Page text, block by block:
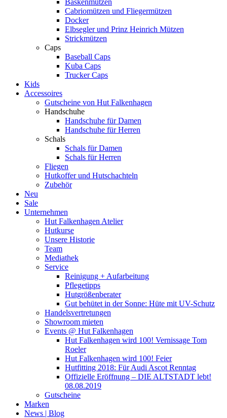
Baskenmützen
Cabriomützen und Fliegermützen
Docker
Elbsegler und Prinz Heinrich Mützen
Strickmützen
Caps
Baseball Caps
Kuba Caps
Trucker Caps
Kids
Accessoires
Gutscheine von Hut Falkenhagen
Handschuhe
Handschuhe für Damen
Handschuhe für Herren
Schals
Schals für Damen
Schals für Herren
Fliegen
Hutkoffer und Hutschachteln
Zubehör
Neu
Sale
Unternehmen
Hut Falkenhagen Atelier
Hutkurse
Unsere Historie
Team
Mediathek
Service
Reinigung + Aufarbeitung
Pflegetipps
Hutgrößenberater
Gut behütet in der Sonne: Hüte mit UV-Schutz
Handelsvertretungen
Showroom mieten
Events @ Hut Falkenhagen
Hut Falkenhagen wird 100! Vernissage Tom
Roeler
Hut Falkenhagen wird 100! Feier
Hutfitting 2018: Für Audi Ascot Renntag
Offizielle Eröffnung – DIE ALTSTADT lebt!
08.08.2019
Gutscheine
Marken
News | Blog